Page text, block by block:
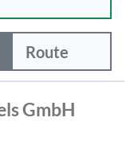
Route
GmbH